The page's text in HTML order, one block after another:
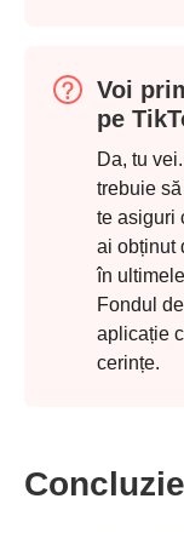
Voi
pe
Da, tu
trebuie
te asiguri
ai obținut
în
Fondul
aplicație
cerințe.
Concluzie